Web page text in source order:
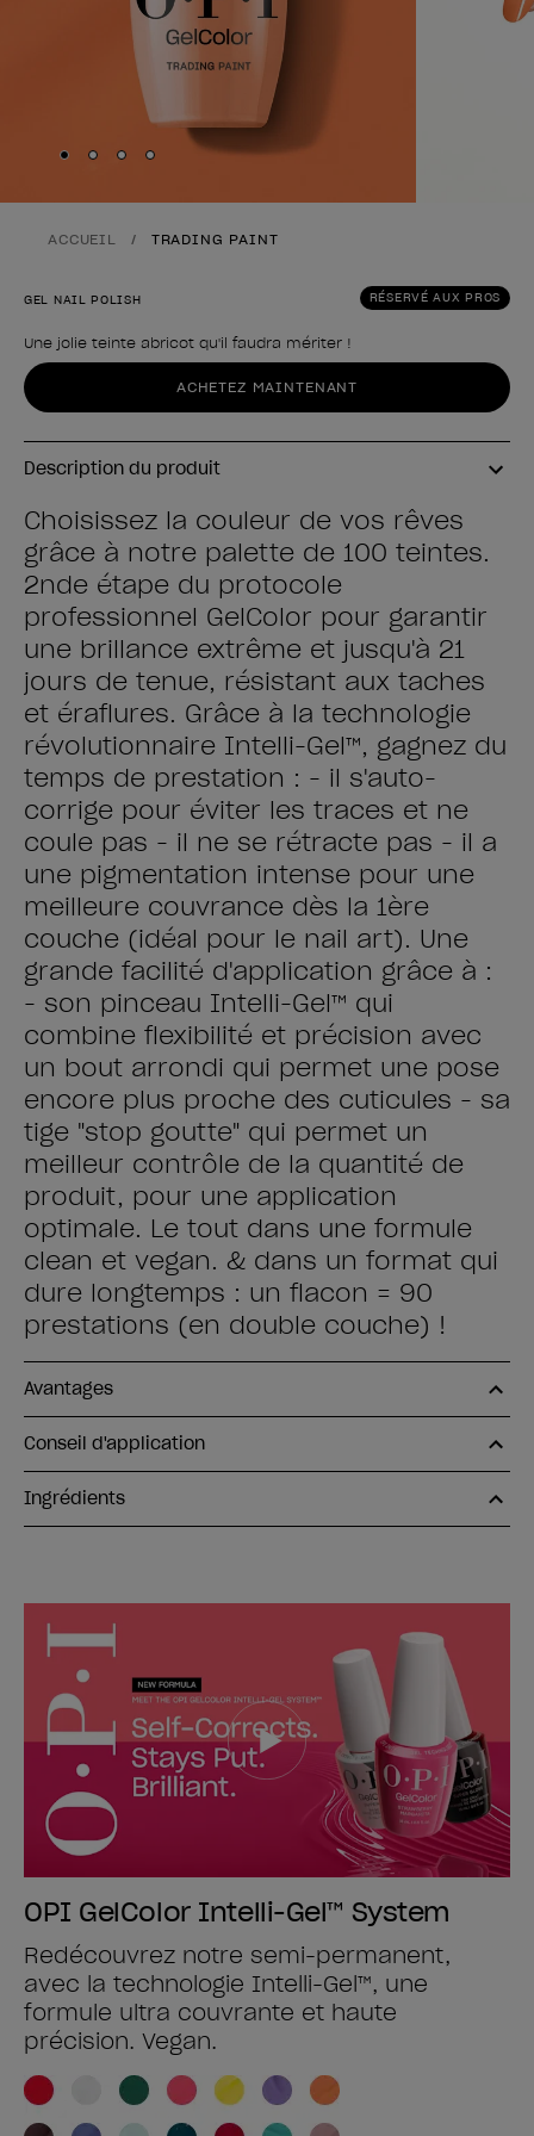
Skip to slide
Skip to slide
Skip to slide
Skip to slide
ACCUEIL TRADING PAINT
RÉSERVÉ AUX PROS
GEL NAIL POLISH
Une jolie teinte abricot qu'il faudra mériter !
Forme du produit
ACHETEZ MAINTENANT
Description du produit
Choisissez la couleur de vos rêves
grâce à notre palette de 100 teintes.
2nde étape du protocole
professionnel GelColor pour garantir
une brillance extrême et jusqu'à 21
jours de tenue, résistant aux taches
et éraflures. Grâce à la technologie
révolutionnaire Intelli-Gel™, gagnez du
temps de prestation : - il s'auto-
corrige pour éviter les traces et ne
coule pas - il ne se rétracte pas - il a
une pigmentation intense pour une
meilleure couvrance dès la 1ère
couche (idéal pour le nail art). Une
grande facilité d'application grâce à :
- son pinceau Intelli-Gel™ qui
combine flexibilité et précision avec
un bout arrondi qui permet une pose
encore plus proche des cuticules - sa
tige "stop goutte" qui permet un
meilleur contrôle de la quantité de
produit, pour une application
optimale. Le tout dans une formule
clean et vegan. & dans un format qui
dure longtemps : un flacon = 90
prestations (en double couche) !
Avantages
Conseil d'application
Ingrédients
OPI GelColor Intelli-Gel™ System
Redécouvrez notre semi-permanent,
avec la technologie Intelli-Gel™, une
formule ultra couvrante et haute
précision. Vegan.